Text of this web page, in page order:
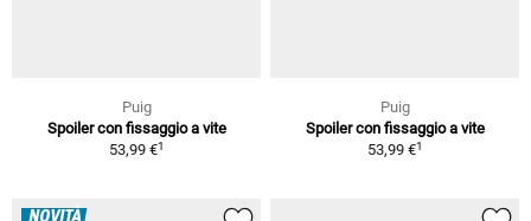
Puig
Spoiler con fissaggio a vite
53,99 €1
Puig
Spoiler con fissaggio a vite
53,99 €1